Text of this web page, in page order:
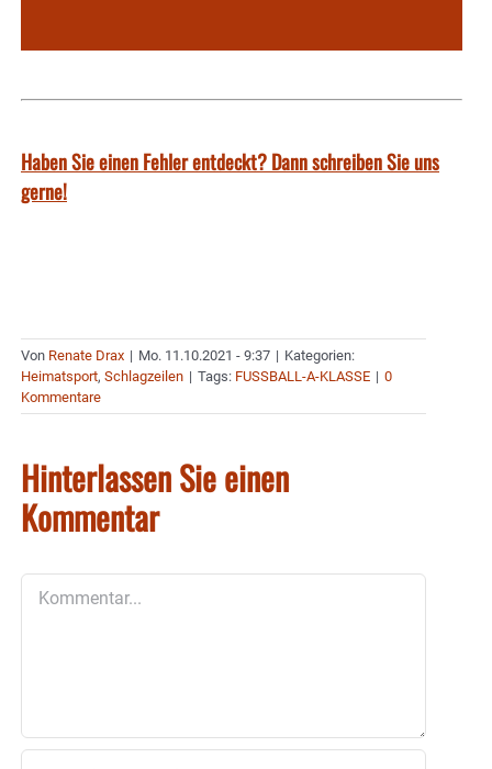
Haben Sie einen Fehler entdeckt? Dann schreiben Sie uns
gerne!
Von Renate Drax | Mo. 11.10.2021 - 9:37 | Kategorien:
Heimatsport, Schlagzeilen | Tags: FUSSBALL-A-KLASSE | 0
Kommentare
Hinterlassen Sie einen
Kommentar